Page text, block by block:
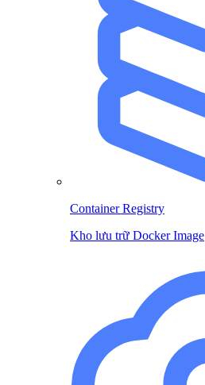
Container Registry
Kho lưu trữ Docker Image